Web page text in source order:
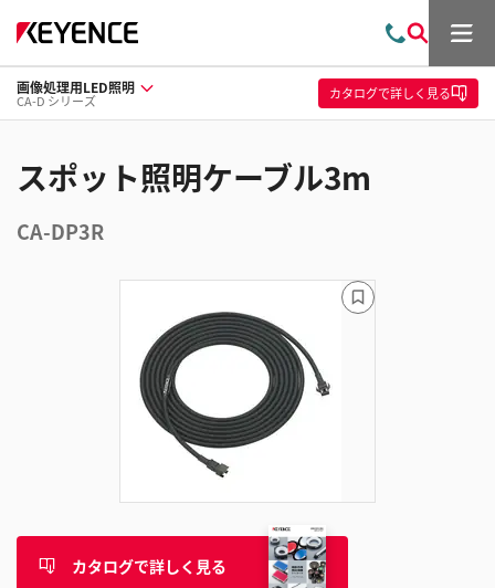
問
い
合
わ
索
メ
ュ
ー
画像処理用LED照明
CA-D シリーズ カタログで詳しく見る
スポット照明ケーブル3m
CA-DP3R
カタログで詳しく見る
ブ
ッ